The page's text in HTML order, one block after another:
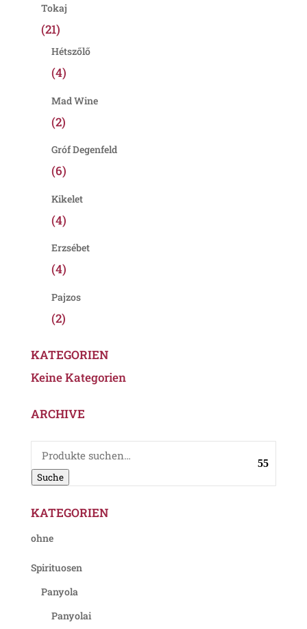
Tokaj
(21)
Hétszőlő
(4)
Mad Wine
(2)
Gróf Degenfeld
(6)
Kikelet
(4)
Erzsébet
(4)
Pajzos
(2)
KATEGORIEN
Keine Kategorien
ARCHIVE
Suche
nach:
Suche
KATEGORIEN
ohne
Spirituosen
Panyola
Panyolai